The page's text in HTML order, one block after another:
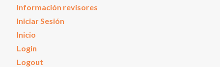
Información revisores
Iniciar Sesión
Inicio
Login
Logout